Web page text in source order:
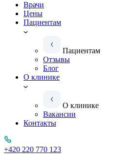
Врачи
Цены
Пациентам
Пациентам
Отзывы
Блог
О клинике
О клинике
Вакансии
Контакты
+420 220 770 123